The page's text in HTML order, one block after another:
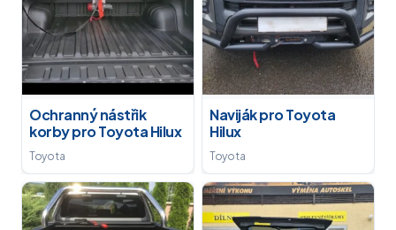
Ochranný nástřik
korby pro Toyota Hilux
Toyota
Naviják pro Toyota
Hilux
Toyota